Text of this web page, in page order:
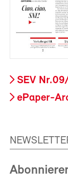
SEV
ePaper-